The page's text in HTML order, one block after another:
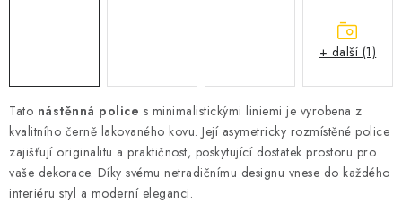
Tato nástěnná police s minimalistickými liniemi je vyrobena z
kvalitního černě lakovaného kovu. Její asymetricky rozmístěné police
zajišťují originalitu a praktičnost, poskytující dostatek prostoru pro
vaše dekorace. Díky svému netradičnímu designu vnese do každého
interiéru styl a moderní eleganci.
+ další (1)